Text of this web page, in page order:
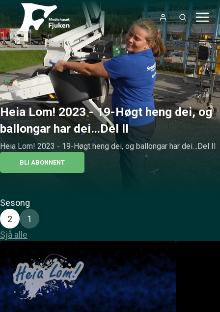
Heia Lom! 2023 - 19-Høgt heng dei, og
ballongar har dei…Del II
Heia Lom! 2023 - 19-Høgt heng dei, og ballongar har dei…Del II
BLI ABONNENT
Sesong
2
1
Sjå alle